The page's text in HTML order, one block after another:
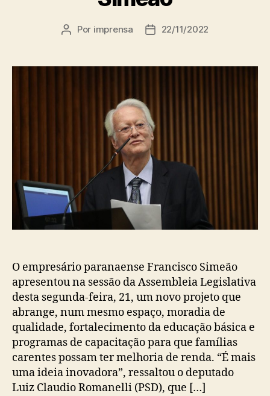
Autor
Por imprensa
Data22/11/2022
O empresário paranaense Francisco Simeão
apresentou na sessão da Assembleia Legislativa
desta segunda-feira, 21, um novo projeto que
abrange, num mesmo espaço, moradia de
qualidade, fortalecimento da educação básica e
programas de capacitação para que famílias
carentes possam ter melhoria de renda. “É mais
uma ideia inovadora”, ressaltou o deputado
Luiz Claudio Romanelli (PSD), que […]